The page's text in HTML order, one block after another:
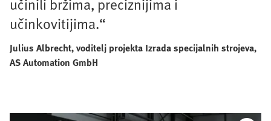
učinkovitijima.“
Julius Albrecht, voditelj projekta Izrada specijalnih strojeva,
AS Automation GmbH